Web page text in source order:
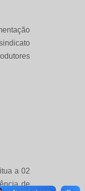
a 02
de